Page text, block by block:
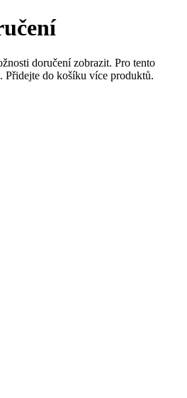
doručení zobrazit. Pro tento
Přidejte do košíku více produktů.